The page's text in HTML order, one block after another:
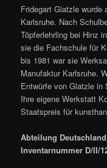
Fridegart Glatzle wurde
Karlsruhe. Nach
Töpferlehrling bei Hinz
sie die Fachschule für
bis 1981 war sie
Manufaktur Karlsruhe.
Entwürfe von Glatzle in
Ihre eigene Werkstatt
Staatspreis für
Abteilung
Inventarnummer D/II/